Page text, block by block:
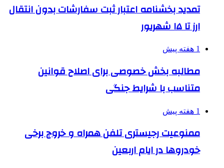
تمدید بخشنامه اعتبار ثبت سفارشات بدون انتقال
ارز تا ۱۵ شهریور
1 هفته پیش
مطالبه بخش خصوصی برای اصلاح قوانین
متناسب با شرایط جنگی
1 هفته پیش
ممنوعیت رجیستری تلفن همراه و خروج برخی
خودروها در ایام اربعین